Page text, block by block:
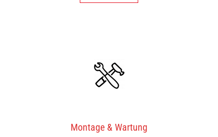
Montage & Wartung